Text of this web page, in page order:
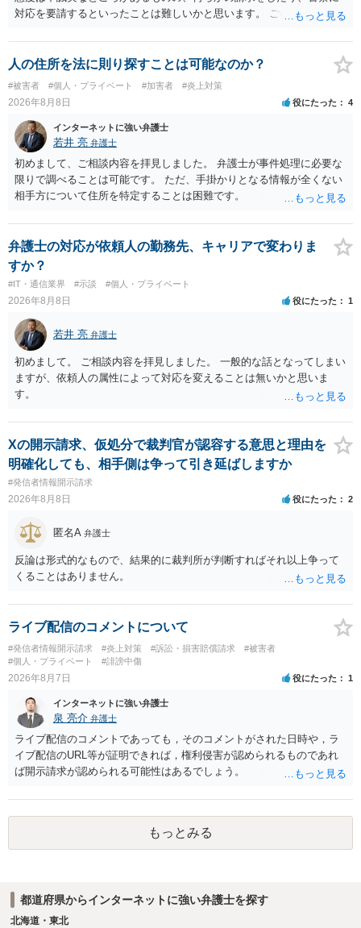
対応を要請するといったことは難しいかと思います。 ご参考になれば
人の住所を法に則り探すことは可能なのか？
#被害者 #個人・プライベート #加害者 #炎上対策
2026年8月8日 役にたった 4
インターネットに強い弁護士
若井 亮 弁護士
初めまして、ご相談内容を拝見しました。 弁護士が事件処理に必要な
限りで調べることは可能です。 ただ、手掛かりとなる情報が全くない
相手方について住所を特定することは困難です。
弁護士の対応が依頼人の勤務先、キャリアで変わりま
すか？
#IT・通信業界 #示談 #個人・プライベート
2026年8月8日 役にたった 1
若井 亮 弁護士
初めまして。 ご相談内容を拝見しました。 一般的な話となってしまい
ますが、依頼人の属性によって対応を変えることは無いかと思いま
す。
Xの開示請求、仮処分で裁判官が認容する意思と理由を
明確化しても、相手側は争って引き延ばしますか
#発信者情報開示請求
2026年8月8日 役にたった 2
匿名A 弁護士
反論は形式的なもので、結果的に裁判所が判断すればそれ以上争って
くることはありません。
ライブ配信のコメントについて
#発信者情報開示請求 #炎上対策 #訴訟・損害賠償請求
#被害者
#個人・プライベート
#誹謗中傷
2026年8月7日 役にたった 1
インターネットに強い弁護士
泉 亮介 弁護士
ライブ配信のコメントであっても，そのコメントがされた日時や，ラ
イブ配信のURL等が証明できれば，権利侵害が認められるものであれ
ば開示請求が認められる可能性はあるでしょう。
もっとみる
都道府県からインターネットに強い弁護士を探す
北海道・東北